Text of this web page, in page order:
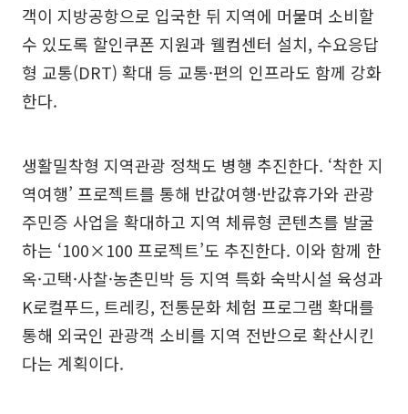
객이 지방공항으로 입국한 뒤 지역에 머물며 소비할
수 있도록 할인쿠폰 지원과 웰컴센터 설치, 수요응답
형 교통(DRT) 확대 등 교통·편의 인프라도 함께 강화
한다.
생활밀착형 지역관광 정책도 병행 추진한다. ‘착한 지
역여행’ 프로젝트를 통해 반값여행·반값휴가와 관광
주민증 사업을 확대하고 지역 체류형 콘텐츠를 발굴
하는 ‘100×100 프로젝트’도 추진한다. 이와 함께 한
옥·고택·사찰·농촌민박 등 지역 특화 숙박시설 육성과
K로컬푸드, 트레킹, 전통문화 체험 프로그램 확대를
통해 외국인 관광객 소비를 지역 전반으로 확산시킨
다는 계획이다.